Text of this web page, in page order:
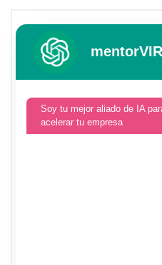
Soy tu mejor aliado de IA
acelerar tu empresa